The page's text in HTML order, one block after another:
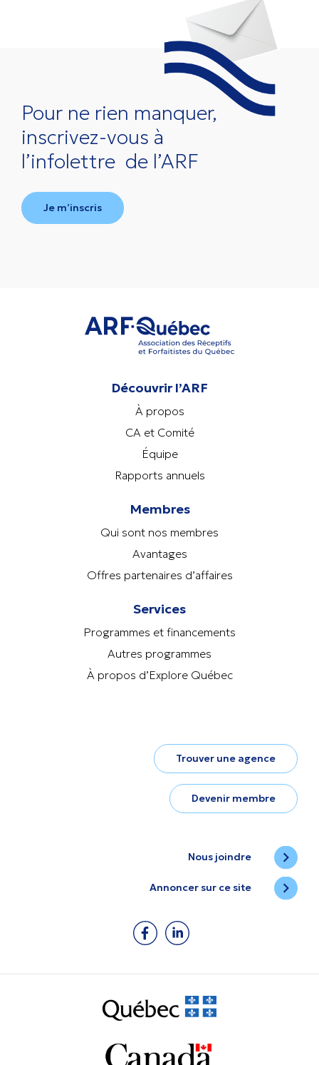
Pour ne rien manquer,
inscrivez-vous à
l’infolettre de l’ARF
Je m’inscris
Découvrir l’ARF
À propos
CA et Comité
Équipe
Rapports annuels
Membres
Qui sont nos membres
Avantages
Offres partenaires d’affaires
Services
Programmes et financements
Autres programmes
À propos d’Explore Québec
Trouver une agence
Devenir membre
Nous joindre
Annoncer sur ce site